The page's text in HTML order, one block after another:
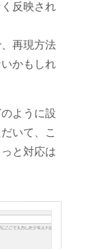
反映され
再現方法
かもしれ
ように設
いて、こ
と対応は